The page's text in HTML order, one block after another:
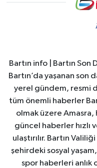
Bartın info | Bartın
Bartın’da yaşanan son
yerel gündem, resmi
tüm önemli haberler
olmak üzere Amasra,
güncel haberler hızlı
ulaştırılır. Bartın
şehirdeki sosyal
spor haberleri anlık